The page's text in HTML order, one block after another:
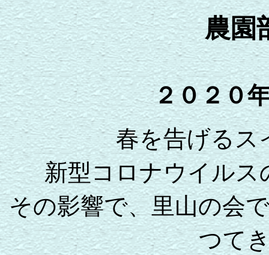
農園
２０２０
春を告げるスイ
新型コロナウイル
その影響で、里山の会
つて